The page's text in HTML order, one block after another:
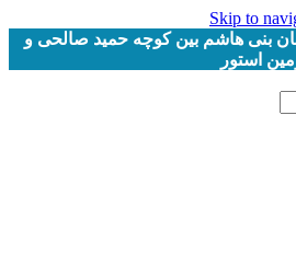
Skip to
بنی هاشم بین کوچه حمید صالحی و